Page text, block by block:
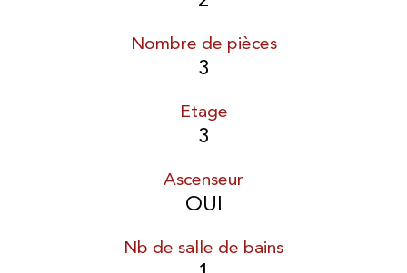
Nombre de pièces
3
Etage
3
Ascenseur
OUI
Nb de salle de bains